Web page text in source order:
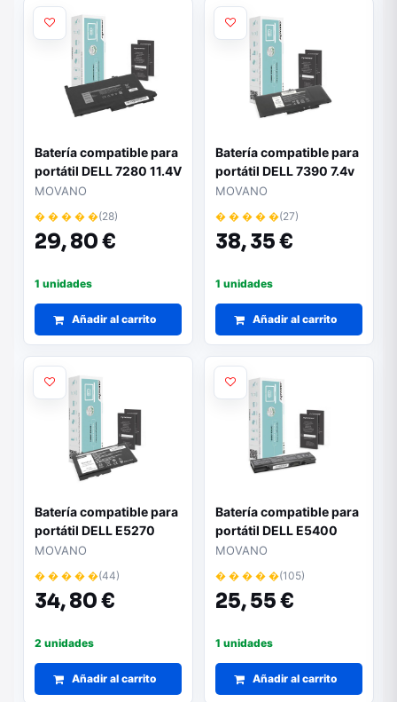
Batería compatible para
portátil DELL 7280 11.4V
3000 mAh Movano
MOVANO
� � � � �(28)
29,80 €
1 unidades
Añadir al carrito
Batería compatible para
portátil DELL 7390 7.4v
7200 mAh Movano
MOVANO
� � � � �(27)
38,35 €
1 unidades
Añadir al carrito
Batería compatible para
portátil DELL E5270
11.4v 3000 mAh
MOVANO
� � � � �(44)
34,80 €
2 unidades
Añadir al carrito
Batería compatible para
portátil DELL E5400
11.1V 4400mAh Movano
MOVANO
� � � � �(105)
25,55 €
1 unidades
Añadir al carrito